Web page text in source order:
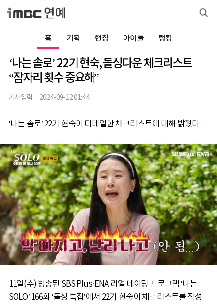
홈 기획 현장 아이돌 랭킹
‘나는 솔로’ 22기 현숙, 돌싱다운 체크리스트
“잠자리 횟수 중요해”
기사입력 2024-09-12 01:44
‘나는 솔로’ 22기 현숙이 디테일한 체크리스트에 대해 밝혔다.
11일(수) 방송된 SBS Plus·ENA 리얼 데이팅 프로그램 ‘나는
SOLO’ 166회 ‘돌싱 특집’에서 22기 현숙이 체크리스트를 작성